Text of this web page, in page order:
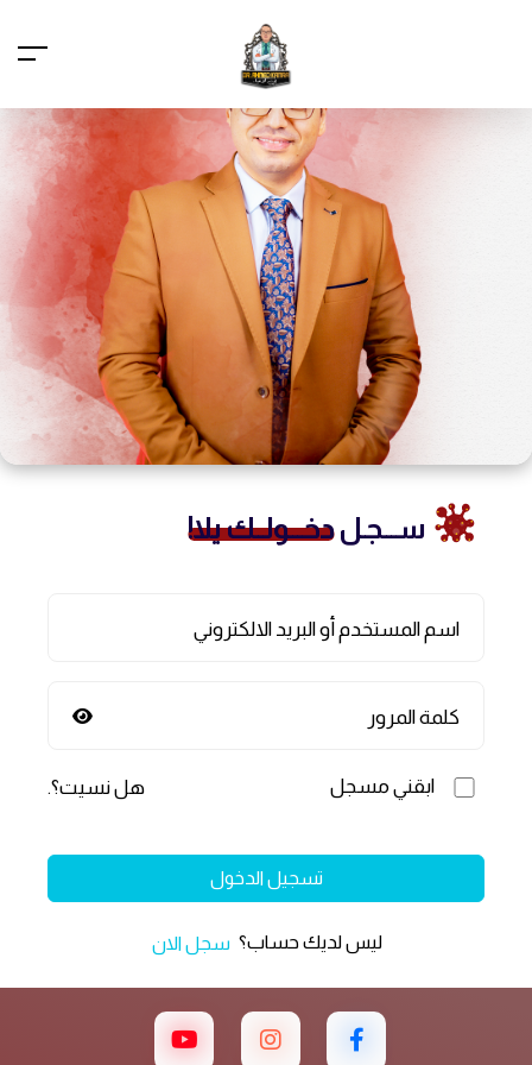
ســـجـلدخـــولــك يلا!
اسم المستخدم أو البريد الالكتروني
كلمة المرور
ابقني مسجل هل نسيت؟.
تسجيل الدخول
ليس لديك حساب؟ سجل الان